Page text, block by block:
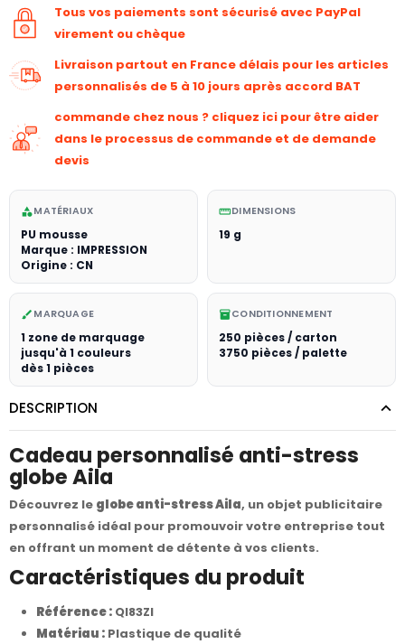
Tous vos paiements sont sécurisé avec PayPal
virement ou chèque
Livraison partout en France délais pour les articles
personnalisés de 5 à 10 jours après accord BAT
commande chez nous ? cliquez ici pour être aider
dans le processus de commande et de demande
devis
categoryMATÉRIAUX
PU mousse
Marque : IMPRESSION
Origine : CN
straightenDIMENSIONS
19 g
brush MARQUAGE
1 zone de marquage
jusqu'à 1 couleurs
dès 1 pièces
inventory_2CONDITIONNEMENT
250 pièces / carton
3750 pièces / palette
DESCRIPTION
Cadeau personnalisé anti-stress
globe Aila
Découvrez le globe anti-stress Aila, un objet publicitaire
personnalisé idéal pour promouvoir votre entreprise tout
en offrant un moment de détente à vos clients.
Caractéristiques du produit
Référence : QI83ZI
Matériau : Plastique de qualité